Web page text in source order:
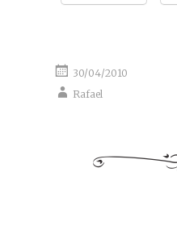
30/04/2010
Rafael